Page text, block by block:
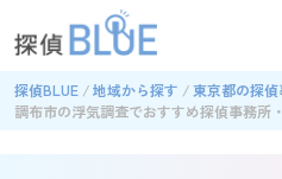
探偵BLUE 地域から探す
東京都の探
調布市の浮気調査でおすすめ探偵事務所